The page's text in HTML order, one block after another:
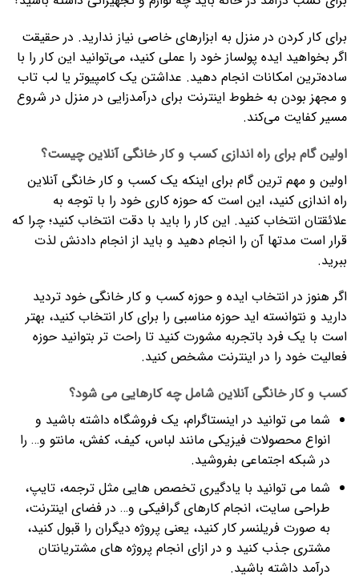
برای کار کردن در منزل به ابزارهای خاصی نیاز ندارید. در حقیقت
اگر بخواهید ایده پولساز خود را عملی کنید، می‌توانید این کار را با
ساده‌ترین امکانات انجام دهید. عداشتن یک کامپیو‌تر یا لب تاب
و مجهز بودن به خطوط اینترنت برای درآمدزایی در منزل در شروع
مسیر کفایت می‌کند.
اولین گام برای راه اندازی کسب و کار خانگی آنلاین چیست؟
اولین و مهم ترین گام برای اینکه یک کسب و کار خانگی آنلاین
راه اندازی کنید، این است که حوزه کاری خود را با توجه به
علائقتان انتخاب کنید. این کار را باید با دقت انتخاب کنید؛ چرا که
قرار است مدتها آن را انجام دهید و باید از انجام دادنش لذت
ببرید.
اگر هنوز در انتخاب ایده و حوزه کسب و کار خانگی خود تردید
دارید و نتوانسته اید حوزه مناسبی را برای کار انتخاب کنید، بهتر
است با یک فرد باتجربه مشورت کنید تا راحت تر بتوانید حوزه
فعالیت خود را در اینترنت مشخص کنید.
کسب و کار خانگی آنلاین شامل چه کارهایی می شود؟
شما می توانید در اینستاگرام، یک فروشگاه داشته باشید و
انواع محصولات فیزیکی مانند لباس، کیف، کفش، مانتو و… را
در شبکه اجتماعی بفروشید.
شما می توانید با یادگیری تخصص هایی مثل ترجمه، تایپ،
طراحی سایت، انجام کارهای گرافیکی و… در فضای اینترنت،
به صورت فریلنسر کار کنید، یعنی پروژه دیگران را قبول کنید،
مشتری جذب کنید و در ازای انجام پروژه های مشتریانتان
درآمد داشته باشید.